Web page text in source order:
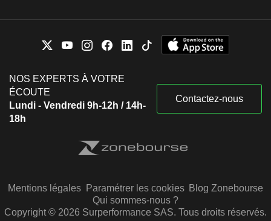
NOS EXPERTS À VOTRE
ÉCOUTE
Lundi - Vendredi 9h-12h / 14h-
18h
Contactez-nous
Mentions légales Paramétrer les cookies Blog Zonebourse
Qui sommes-nous ?
Copyright © 2026 Surperformance SAS. Tous droits réservés.